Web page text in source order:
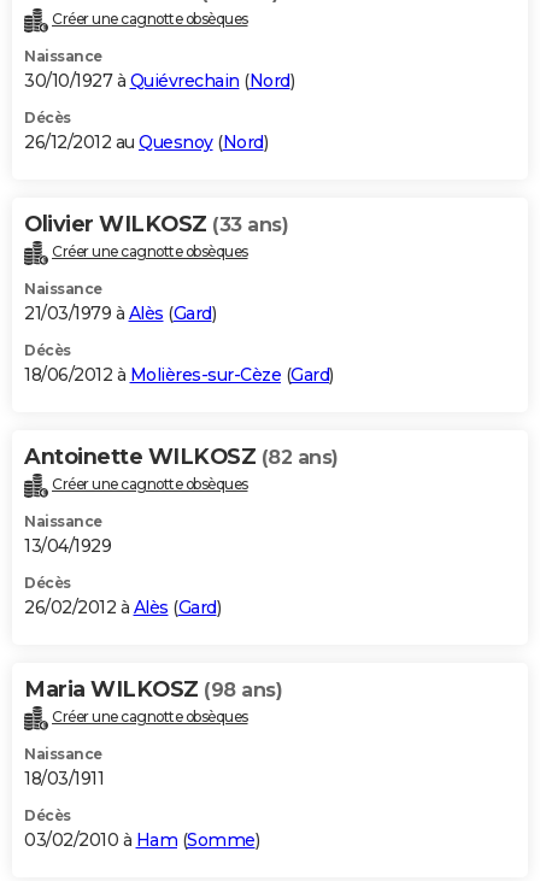
Créer une cagnotte obsèques
Naissance
30/10/1927 à Quiévrechain (Nord)
Décès
26/12/2012 au Quesnoy(Nord)
Olivier WILKOSZ (33 ans)
Créer une cagnotte obsèques
Naissance
21/03/1979 à Alès (Gard)
Décès
18/06/2012 à Molières-sur-Cèze (Gard)
Antoinette WILKOSZ (82 ans)
Créer une cagnotte obsèques
Naissance
13/04/1929
Décès
26/02/2012 à Alès (Gard)
Maria WILKOSZ (98 ans)
Créer une cagnotte obsèques
Naissance
18/03/1911
Décès
03/02/2010 à Ham (Somme)